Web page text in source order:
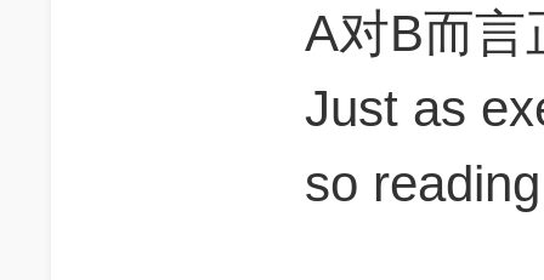
A对B而言
Just as
so